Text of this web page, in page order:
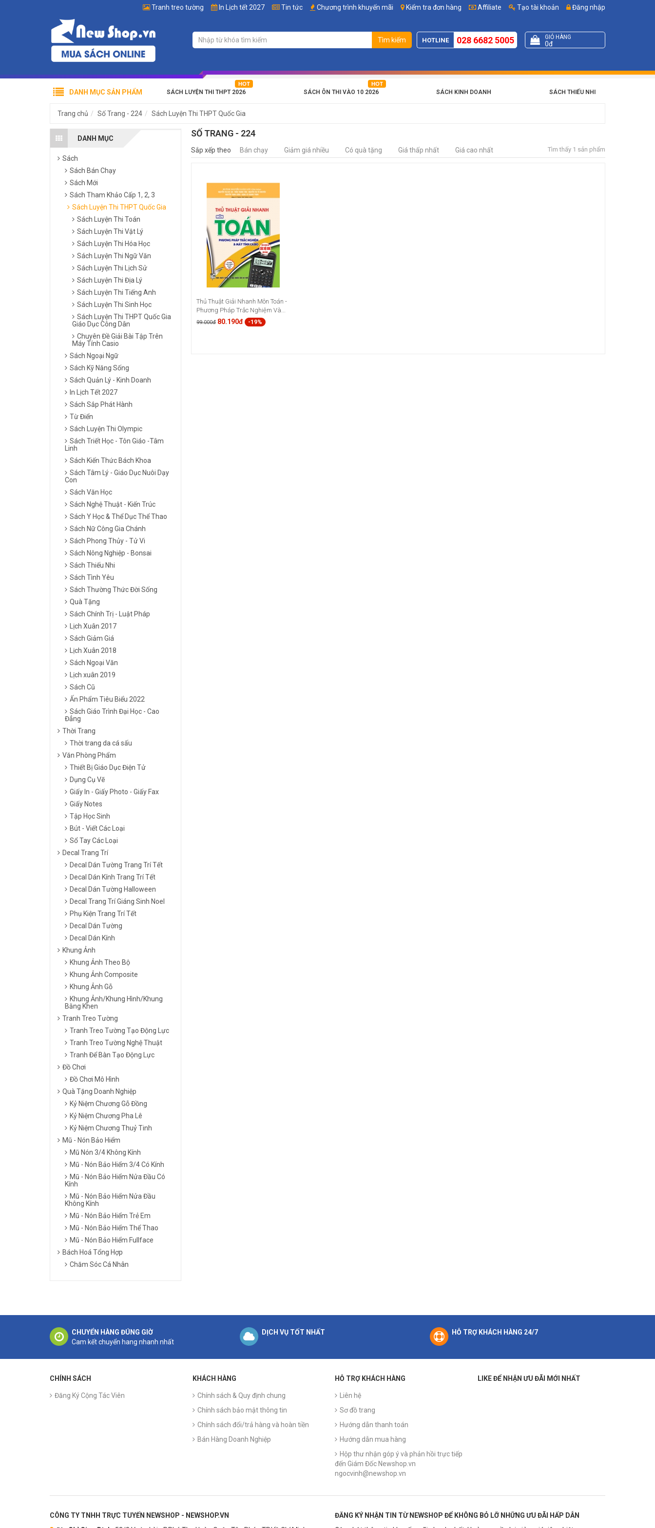
Affiliate Tạo tài khoản Đăng nhập
Tranh treo tường In Lịch tết 2027 Tin tức Chương trình khuyến mãi Kiểm tra đơn hàng
Tìm kiếm HOTLINE 028 6682 5005 GIỎ HÀNG
0đ
SÁCH LUYỆN THI THPT 2026 SÁCH ÔN THI VÀO 10 2026 SÁCH KINH DOANH SÁCH THIẾU NHI
DANH MỤC SẢN PHẨM
Trang chủ Số Trang - 224 Sách Luyện Thi THPT Quốc Gia
DANH MỤC
Sách
Sách Bán Chạy
Sách Mới
Sách Tham Khảo Cấp 1, 2, 3
Sách Luyện Thi THPT Quốc Gia
Sách Luyện Thi Toán
Sách Luyện Thi Vật Lý
Sách Luyện Thi Hóa Học
Sách Luyện Thi Ngữ Văn
Sách Luyện Thi Lịch Sử
Sách Luyện Thi Địa Lý
Sách Luyện Thi Tiếng Anh
Sách Luyện Thi Sinh Học
Sách Luyện Thi THPT Quốc Gia
Giáo Dục Công Dân
Chuyên Đề Giải Bài Tập Trên
Máy Tính Casio
Sách Ngoại Ngữ
Sách Kỹ Năng Sống
Sách Quản Lý - Kinh Doanh
In Lịch Tết 2027
Sách Sắp Phát Hành
Từ Điển
Sách Luyện Thi Olympic
Sách Triết Học - Tôn Giáo -Tâm
Linh
Sách Kiến Thức Bách Khoa
Sách Tâm Lý - Giáo Dục Nuôi Dạy
Con
Sách Văn Học
Sách Nghệ Thuật - Kiến Trúc
Sách Y Học & Thể Dục Thể Thao
Sách Nữ Công Gia Chánh
Sách Phong Thủy - Tử Vi
Sách Nông Nghiệp - Bonsai
Sách Thiếu Nhi
Sách Tình Yêu
Sách Thường Thức Đời Sống
Quà Tặng
Sách Chính Trị - Luật Pháp
Lịch Xuân 2017
Sách Giảm Giá
Lịch Xuân 2018
Sách Ngoại Văn
Lịch xuân 2019
Sách Cũ
Ấn Phẩm Tiêu Biểu 2022
Sách Giáo Trình Đại Học - Cao
Đẳng
Thời Trang
Thời trang da cá sấu
Văn Phòng Phẩm
Thiết Bị Giáo Dục Điện Tử
Dụng Cụ Vẽ
Giấy In - Giấy Photo - Giấy Fax
Giấy Notes
Tập Học Sinh
Bút - Viết Các Loại
Sổ Tay Các Loại
Decal Trang Trí
Decal Dán Tường Trang Trí Tết
Decal Dán Kính Trang Trí Tết
Decal Dán Tường Halloween
Decal Trang Trí Giáng Sinh Noel
Phụ Kiện Trang Trí Tết
Decal Dán Tường
Decal Dán Kính
Khung Ảnh
Khung Ảnh Theo Bộ
Khung Ảnh Composite
Khung Ảnh Gỗ
Khung Ảnh/Khung Hình/Khung
Bằng Khen
Tranh Treo Tường
Tranh Treo Tường Tạo Động Lực
Tranh Treo Tường Nghệ Thuật
Tranh Để Bàn Tạo Động Lực
Đồ Chơi
Đồ Chơi Mô Hình
Quà Tặng Doanh Nghiệp
Kỷ Niệm Chương Gỗ Đồng
Kỷ Niệm Chương Pha Lê
Kỷ Niệm Chương Thuỷ Tinh
Mũ - Nón Bảo Hiểm
Mũ Nón 3/4 Không Kính
Mũ - Nón Bảo Hiểm 3/4 Có Kính
Mũ - Nón Bảo Hiểm Nửa Đầu Có
Kính
Mũ - Nón Bảo Hiểm Nửa Đầu
Không Kính
Mũ - Nón Bảo Hiểm Trẻ Em
Mũ - Nón Bảo Hiểm Thể Thao
Mũ - Nón Bảo Hiểm Fullface
Bách Hoá Tổng Hợp
Chăm Sóc Cá Nhân
SỐ TRANG - 224
Sắp xếp theo Bán chạy Giảm giá nhiều Có quà tặng Giá thấp nhất Giá cao nhất Tìm thấy 1 sản phẩm
Thủ Thuật Giải Nhanh Môn Toán -
Phương Pháp Trắc Nghiệm Và...
99.000đ 80.190đ -19%
CHUYỂN HÀNG ĐÚNG GIỜ
Cam kết chuyển hang nhanh nhất
DỊCH VỤ TỐT NHẤT HỖ TRỢ KHÁCH HÀNG 24/7
CHÍNH SÁCH
Đăng Ký Cộng Tác Viên
KHÁCH HÀNG
Chính sách & Quy định chung
Chính sách bảo mật thông tin
Chính sách đổi/trả hàng và hoàn tiền
Bán Hàng Doanh Nghiệp
HỖ TRỢ KHÁCH HÀNG
Liên hệ
Sơ đồ trang
Hướng dẫn thanh toán
Hướng dẫn mua hàng
Hộp thư nhận góp ý và phản hồi trực tiếp
đến Giám Đốc Newshop.vn
ngocvinh@newshop.vn
LIKE ĐỂ NHẬN ƯU ĐÃI MỚI NHẤT
CÔNG TY TNHH TRỰC TUYẾN NEWSHOP - NEWSHOP.VN
ĐĂNG KÝ NHẬN TIN TỪ NEWSHOP ĐỂ KHÔNG BỎ LỠ NHỮNG ƯU ĐÃI HẤP DẪN